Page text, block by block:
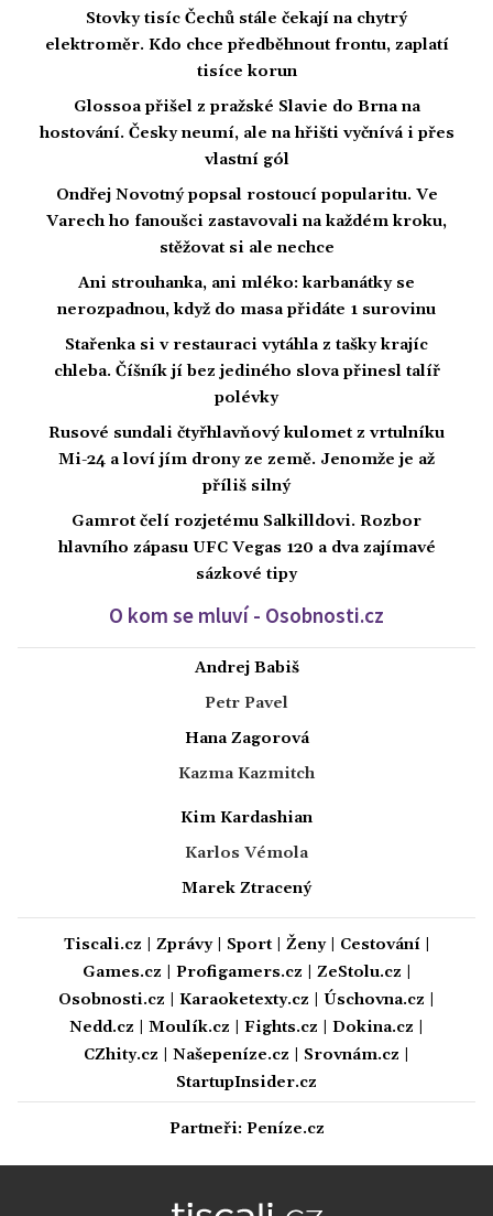
Stovky tisíc Čechů stále čekají na chytrý
elektroměr. Kdo chce předběhnout frontu, zaplatí
tisíce korun
Glossoa přišel z pražské Slavie do Brna na
hostování. Česky neumí, ale na hřišti vyčnívá i přes
vlastní gól
Ondřej Novotný popsal rostoucí popularitu. Ve
Varech ho fanoušci zastavovali na každém kroku,
stěžovat si ale nechce
Ani strouhanka, ani mléko: karbanátky se
nerozpadnou, když do masa přidáte 1 surovinu
Stařenka si v restauraci vytáhla z tašky krajíc
chleba. Číšník jí bez jediného slova přinesl talíř
polévky
Rusové sundali čtyřhlavňový kulomet z vrtulníku
Mi-24 a loví jím drony ze země. Jenomže je až
příliš silný
Gamrot čelí rozjetému Salkilldovi. Rozbor
hlavního zápasu UFC Vegas 120 a dva zajímavé
sázkové tipy
O kom se mluví - Osobnosti.cz
Andrej Babiš
Petr Pavel
Hana Zagorová
Kazma Kazmitch
Kim Kardashian
Karlos Vémola
Marek Ztracený
Tiscali.cz Zprávy| Sport| Ženy| Cestování|
Games.cz
Profigamers.cz ZeStolu.cz
Osobnosti.cz
Karaoketexty.cz Úschovna.cz
Nedd.cz
Moulík.cz Fights.cz Dokina.cz
CZhity.cz
Našepeníze.cz Srovnám.cz
StartupInsider.cz
Partneři: Peníze.cz